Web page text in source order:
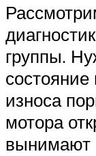
группы.
износа
мотора
вынимают